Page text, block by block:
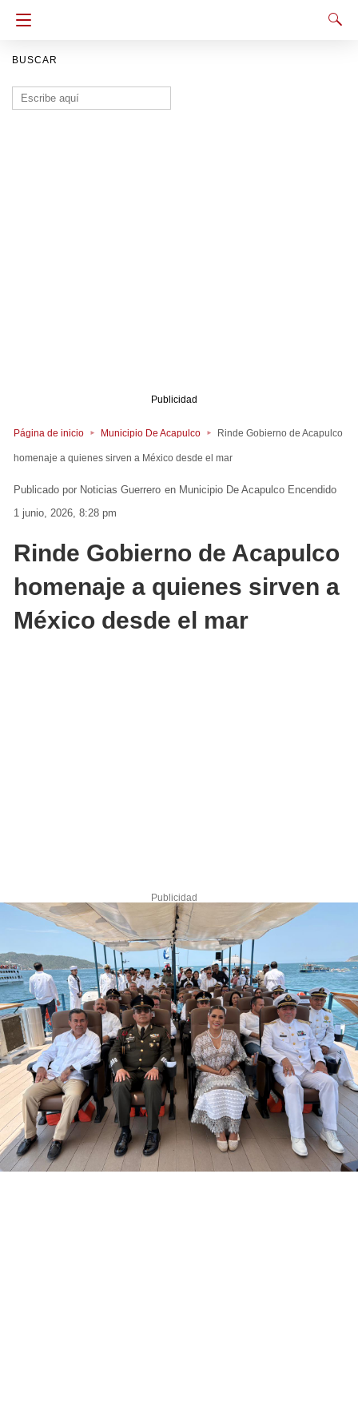
BUSCAR
Buscar:
Publicidad
Página de inicio Municipio De Acapulco Rinde Gobierno de Acapulco
homenaje a quienes sirven a México desde el mar
Noticias Guerrero en Municipio De Acapulco Encendido
1 junio, 2026, 8:28 pm
Rinde Gobierno de Acapulco
homenaje a quienes sirven a
México desde el mar
Publicidad